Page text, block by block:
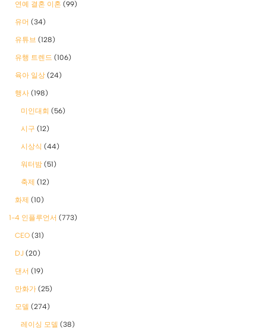
연예 결혼 이혼 (99)
유머 (34)
유튜브 (128)
유행 트렌드 (106)
육아 일상 (24)
행사 (198)
미인대회 (56)
시구 (12)
시상식 (44)
워터밤 (51)
축제 (12)
화제 (10)
1-4 인플루언서 (773)
CEO (31)
DJ (20)
댄서 (19)
만화가 (25)
모델 (274)
레이싱 모델 (38)